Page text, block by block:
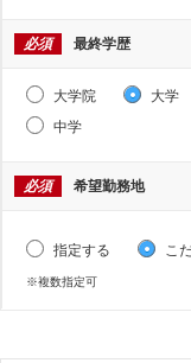
必須 最終学歴
大学院 大学
中学
必須 希望勤務地
指定する こ
※複数指定可